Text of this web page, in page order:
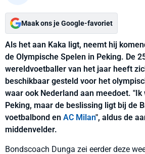
Maak ons je Google-favoriet
Als het aan Kaka ligt, neemt hij
de Olympische Spelen in Peking. De
wereldvoetballer van het jaar heeft
beschikbaar gesteld voor het
waar ook Nederland aan meedoet. "Ik
Peking, maar de beslissing ligt bij de
voetbalbond en AC Milan", aldus de
middenvelder.
Bondscoach Dunga zei eerder deze